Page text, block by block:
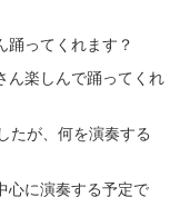
踊ってくれます？
ん楽しんで踊ってくれ
たが、何を演奏する
心に演奏する予定で